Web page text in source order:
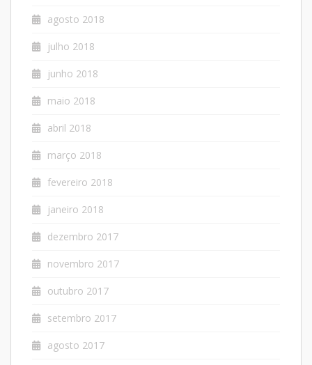
agosto 2018
julho 2018
junho 2018
maio 2018
abril 2018
março 2018
fevereiro 2018
janeiro 2018
dezembro 2017
novembro 2017
outubro 2017
setembro 2017
agosto 2017